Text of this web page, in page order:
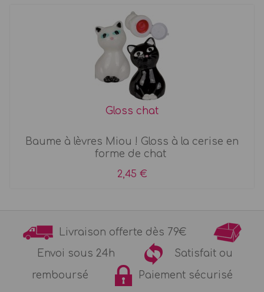
Gloss chat
Baume à lèvres Miou ! Gloss à la cerise en
forme de chat
2,45 €
Livraison offerte dès 79€
Envoi sous 24h
Satisfait ou
remboursé
Paiement sécurisé